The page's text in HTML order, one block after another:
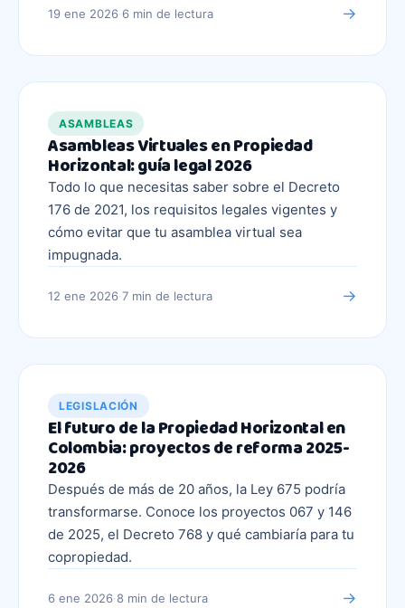
19 ene 2026·6 min de lectura →
ASAMBLEAS
Asambleas Virtuales en Propiedad
Horizontal: guía legal 2026
Todo lo que necesitas saber sobre el Decreto
176 de 2021, los requisitos legales vigentes y
cómo evitar que tu asamblea virtual sea
impugnada.
12 ene 2026·7 min de lectura →
LEGISLACIÓN
El futuro de la Propiedad Horizontal en
Colombia: proyectos de reforma 2025-
2026
Después de más de 20 años, la Ley 675 podría
transformarse. Conoce los proyectos 067 y 146
de 2025, el Decreto 768 y qué cambiaría para tu
copropiedad.
6 ene 2026·8 min de lectura →